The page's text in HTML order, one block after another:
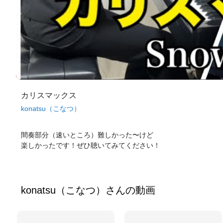
カリスマックス
konatsu（こなつ）
間奏部分（速いところ）難しかった〜けど
楽しかったです！ぜひ聴いてみてください！
konatsu（こなつ） さんの動画